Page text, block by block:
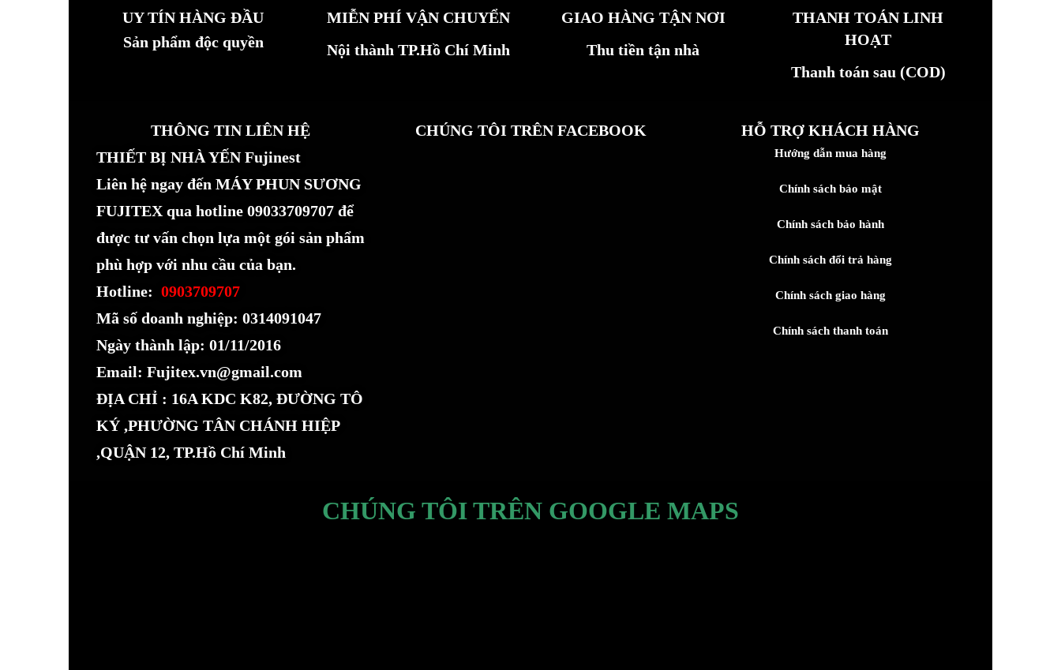
UY TÍN HÀNG ĐẦU
Sản phẩm độc quyền
MIỄN PHÍ VẬN CHUYỂN
Nội thành TP.Hồ Chí Minh
GIAO HÀNG TẬN NƠI
Thu tiền tận nhà
THANH TOÁN LINH
HOẠT
Thanh toán sau (COD)
THÔNG TIN LIÊN HỆ
THIẾT BỊ NHÀ YẾN Fujinest
Liên hệ ngay đến MÁY PHUN SƯƠNG
FUJITEX qua hotline 09033709707 để
được tư vấn chọn lựa một gói sản phẩm
phù hợp với nhu cầu của bạn.
Hotline: 0903709707
Mã số doanh nghiệp: 0314091047
Ngày thành lập: 01/11/2016
Email: Fujitex.vn@gmail.com
ĐỊA CHỈ : 16A KDC K82, ĐƯỜNG TÔ
KÝ ,PHƯỜNG TÂN CHÁNH HIỆP
,QUẬN 12, TP.Hồ Chí Minh
CHÚNG TÔI TRÊN FACEBOOK HỖ TRỢ KHÁCH HÀNG
Hướng dẫn mua hàng
Chính sách bảo mật
Chính sách bảo hành
Chính sách đổi trả hàng
Chính sách giao hàng
Chính sách thanh toán
CHÚNG TÔI TRÊN GOOGLE MAPS